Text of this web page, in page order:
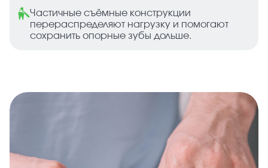
Частичные съёмные конструкции
перераспределяют нагрузку и помогают
сохранить опорные зубы дольше.